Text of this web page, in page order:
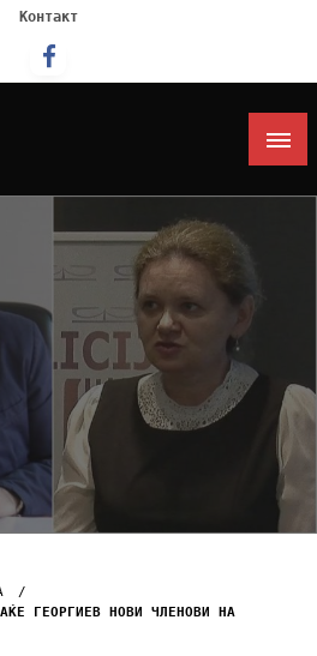
Контакт
ГЕОРГИЕВ НОВИ ЧЛЕНОВИ НА